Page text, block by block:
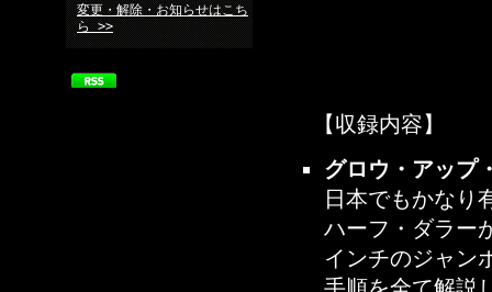
変更・解除・お知らせはこち
ら >>
【収録内容】
グロウ・アッ
日本でもかなり
ハーフ・ダラー
インチのジャン